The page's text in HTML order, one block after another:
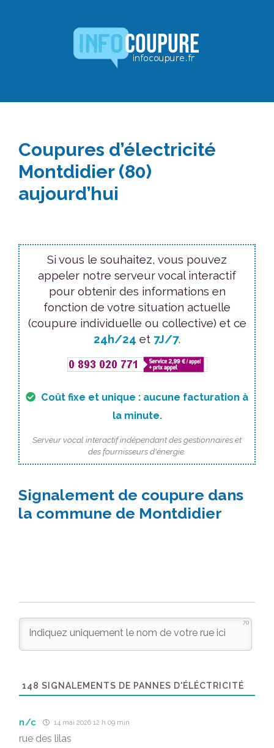
Coupures d’électricité
Montdidier (80)
aujourd’hui
Si vous le souhaitez, vous pouvez
appeler notre serveur vocal interactif
pour obtenir des informations en
fonction de votre situation actuelle
(coupure individuelle ou collective) et ce
24h/24 et 7J/7.
Coût fixe et unique : aucune facturation à
la minute.
Serveur vocal interactif indépendant des gestionnaires et
des fournisseurs d'énergie.
Signalement de coupure dans
la commune de Montdidier
70
148 SIGNALEMENTS DE PANNES D'ÉLÉCTRICITÉ
n/c 14 mai 2026 12 h 09 min
rue des lilas